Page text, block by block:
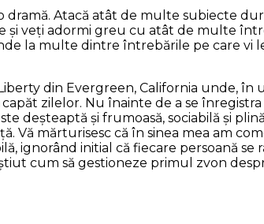
dramă. Atacă atât de multe subiecte
veţi adormi greu cu atât de multe
la multe dintre întrebările pe care vi
din Evergreen, California unde,
zilelor. Nu înainte de a se
deşteaptă şi frumoasă, sociabilă şi
Vă mărturisesc că în sinea mea am
ignorând initial că fiecare persoană
cum să gestioneze primul zvon